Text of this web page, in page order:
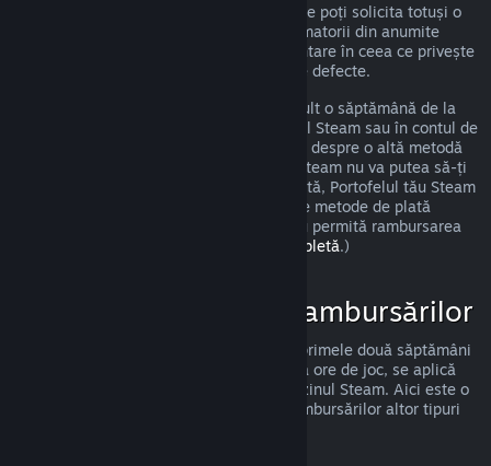
îndeplinești cerințele precizate anterior, ne poți solicita totuși o
rambursare, iar noi o vom analiza. Consumatorii din anumite
regiuni pot beneficia de drepturi suplimentare în ceea ce privește
solicitarea unei rambursări pentru jocurile defecte.
Vei primi o rambursare completă în cel mult o săptămână de la
data aprobării. Vei primi banii în Portofelul Steam sau în contul de
pe care ai făcut achiziția, dacă este vorba despre o altă metodă
de plată. Dacă, dintr-un oarecare motiv, Steam nu va putea să-ți
trimită banii prin metoda ta inițială de plată, Portofelul tău Steam
va primi integral suma rambursată. (Unele metode de plată
disponibile prin Steam în țara ta pot să nu permită rambursarea
Apasă aici pentru lista completă.)
Cazuri de Aplicare a Rambursărilor
Oferta de rambursare Steam, valabilă în primele două săptămâni
de la achiziție și pentru mai puțin de două ore de joc, se aplică
jocurilor și aplicațiilor software din magazinul Steam. Aici este o
prezentare a modului de funcționare a rambursărilor altor tipuri